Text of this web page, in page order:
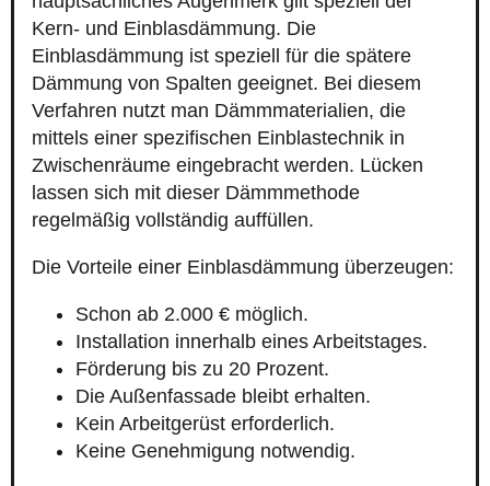
Kern- und Einblasdämmung. Die
Einblasdämmung ist speziell für die spätere
Dämmung von Spalten geeignet. Bei diesem
Verfahren nutzt man Dämmmaterialien, die
mittels einer spezifischen Einblastechnik in
Zwischenräume eingebracht werden. Lücken
lassen sich mit dieser Dämmmethode
regelmäßig vollständig auffüllen.
Die Vorteile einer Einblasdämmung überzeugen:
Schon ab 2.000 € möglich.
Installation innerhalb eines Arbeitstages.
Förderung bis zu 20 Prozent.
Die Außenfassade bleibt erhalten.
Kein Arbeitgerüst erforderlich.
Keine Genehmigung notwendig.